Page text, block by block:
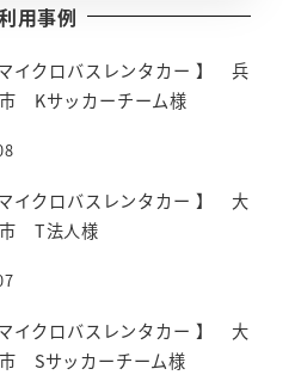
用事例
イクロバスレンタカー 】 兵
Kサッカーチーム様
イクロバスレンタカー 】 大
T法人様
イクロバスレンタカー 】 大
Sサッカーチーム様